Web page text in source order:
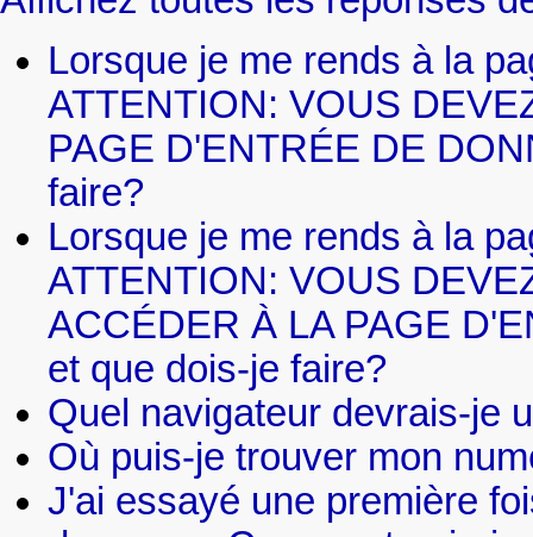
Lorsque je me rends à la
ATTENTION: VOUS
PAGE D'ENTRÉE DE
faire?
Lorsque je me rends à la
ATTENTION: VOUS
ACCÉDER À LA PAGE
et que dois-je faire?
Quel navigateur devrais-je
Où puis-je trouver mon
J'ai essayé une première